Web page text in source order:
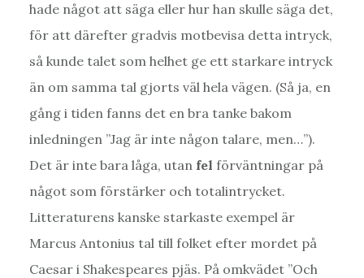
hade något att säga eller hur han skulle säga det,
för att därefter gradvis motbevisa detta intryck,
så kunde talet som helhet ge ett starkare intryck
än om samma tal gjorts väl hela vägen. (Så ja, en
gång i tiden fanns det en bra tanke bakom
inledningen ”Jag är inte någon talare, men…”).
Det är inte bara låga, utan fel förväntningar på
något som förstärker och totalintrycket.
Litteraturens kanske starkaste exempel är
Marcus Antonius tal till folket efter mordet på
Caesar i Shakespeares pjäs. På omkvädet ”Och